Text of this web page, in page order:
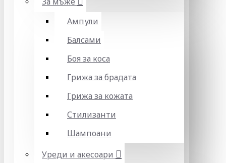
Ампули
Балсами
Боя за коса
Грижа за брадата
Грижа за кожата
Стилизанти
Шампоани
Уреди и акесоари